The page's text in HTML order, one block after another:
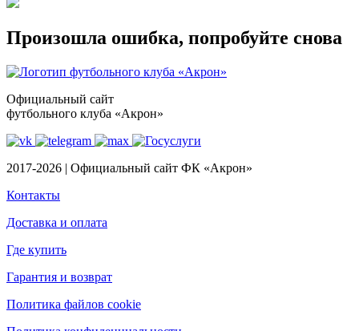
Произошла ошибка, попробуйте снова
Официальный сайт
футбольного клуба «Акрон»
2017-2026 | Официальный сайт ФК «Акрон»
Контакты
Доставка и оплата
Где купить
Гарантия и возврат
Политика файлов cookie